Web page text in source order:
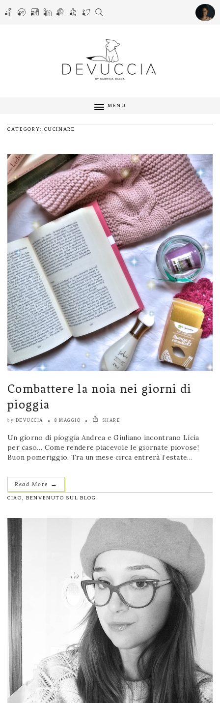
MENU
CATEGORY: CUCINARE
Combattere la noia nei giorni di
pioggia
by DEVUCCIA 8 MAGGIO SHARE
Un giorno di pioggia Andrea e Giuliano incontrano Licia
per caso… Come rendere piacevole le giornate piovose!
Buon pomeriggio, Tra un mese circa entrerà l’estate...
Read More →
CIAO, BENVENUTO SUL BLOG!